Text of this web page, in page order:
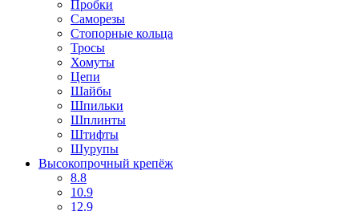
Пробки
Саморезы
Стопорные кольца
Тросы
Хомуты
Цепи
Шайбы
Шпильки
Шплинты
Штифты
Шурупы
Высокопрочный крепёж
8.8
10.9
12.9